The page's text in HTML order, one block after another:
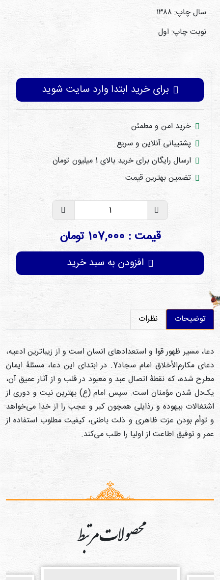
سال چاپ: ۱۳۸۸
نوبت چاپ: اول
برای خرید ابتدا وارد سایت شوید
خرید امن و مطمئن
پشتیبانی آنلاین و سریع
ارسال رایگان برای خرید بالای 1 میلیون تومان
تضمین بهترین قیمت
قیمت : 107,000 تومان
افزودن به سبد خرید
توضیحات نظرات
دعا، مسیر ظهور قوا و استعداد‌های انسان است و از زیباترین ادعیه،
دعای مکارم‌الأخلاق امام سجاد7. در ابتدای این دعا، مسئلۀ ایمان
مطرح شده، که نقطۀ اتصال عبد و معبود در قلب و از آثار عمیق آن،
یک‌دل شدن مؤمنان است. سپس امام (ع) بهترین نیت و دوری از
اشتغالات بیهوده و رذایلی همچون کبر و عجب را از خدا می‌خواهد
و توأم بودن عزت ظاهری و ذلت باطنی، کیفیت مطلوب استفاده از
عمر و توفیق اطاعت از اولیا را طلب می‌کند.
محصولات مرتبط